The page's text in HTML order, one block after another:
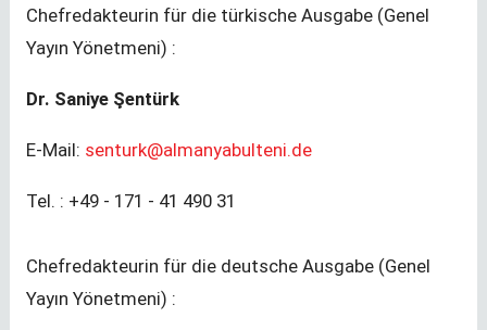
Chefredakteurin für die türkische Ausgabe (Genel
Yayın Yönetmeni) :
Dr. Saniye Şentürk
E-Mail: senturk@almanyabulteni.de
Tel. : +49 - 171 - 41 490 31
Chefredakteurin für die deutsche Ausgabe (Genel
Yayın Yönetmeni) :